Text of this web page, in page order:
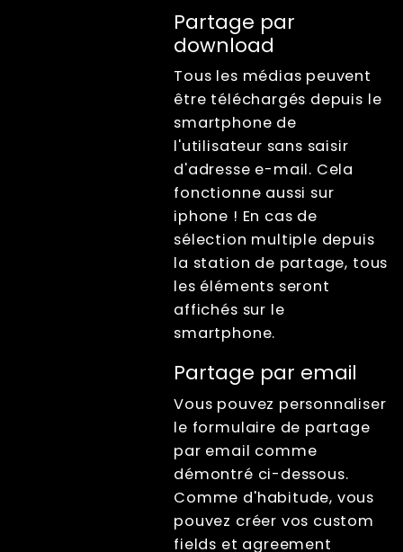
Partage par
download
Tous les médias peuvent
être téléchargés depuis le
smartphone de
l'utilisateur sans saisir
d'adresse e-mail. Cela
fonctionne aussi sur
iphone ! En cas de
sélection multiple depuis
la station de partage, tous
les éléments seront
affichés sur le
smartphone.
Partage par email
Vous pouvez personnaliser
le formulaire de partage
par email comme
démontré ci-dessous.
Comme d'habitude, vous
pouvez créer vos custom
fields et agreement